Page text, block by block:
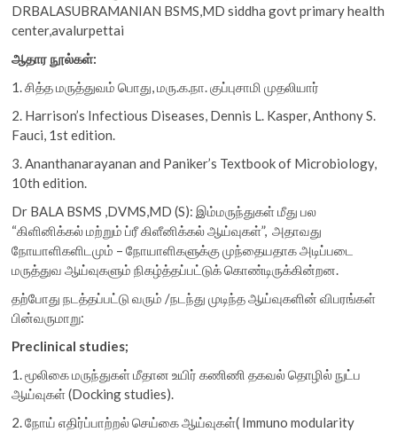
DRBALASUBRAMANIAN BSMS,MD siddha govt primary health
center,avalurpettai
ஆதார நூல்கள்:
1. சித்த மருத்துவம் பொது, மரு.க.நா. குப்புசாமி முதலியார்
2. Harrison’s Infectious Diseases, Dennis L. Kasper, Anthony S.
Fauci, 1st edition.
3. Ananthanarayanan and Paniker’s Textbook of Microbiology,
10th edition.
Dr BALA BSMS ,DVMS,MD (S): இம்மருந்துகள் மீது பல
“கிளினிக்கல் மற்றும் ப்ரீ கிளீனிக்கல் ஆய்வுகள்”, அதாவது
நோயாளிகளிடமும் – நோயாளிகளுக்கு முந்தையதாக அடிப்படை
மருத்துவ ஆய்வுகளும் நிகழ்த்தப்பட்டுக் கொண்டிருக்கின்றன.
தற்போது நடத்தப்பட்டு வரும் /நடந்து முடிந்த ஆய்வுகளின் விபரங்கள்
பின்வருமாறு:
Preclinical studies;
1. மூலிகை மருந்துகள் மீதான உயிர் கணிணி தகவல் தொழில் நுட்ப
ஆய்வுகள் (Docking studies).
2. நோய் எதிர்ப்பாற்றல் செய்கை ஆய்வுகள்( Immuno modularity